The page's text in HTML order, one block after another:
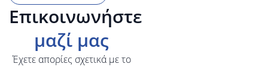
Επικοινωνήστε
μαζί μας
Έχετε απορίες σχετικά με το